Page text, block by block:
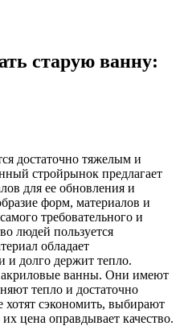
старую ванну:
достаточно тяжелым и
стройрынок предлагает
для ее обновления и
форм, материалов и
требовательного и
людей пользуется
обладает
и долго держит тепло.
ванны. Они имеют
тепло и достаточно
сэкономить, выбирают
цена оправдывает качество.